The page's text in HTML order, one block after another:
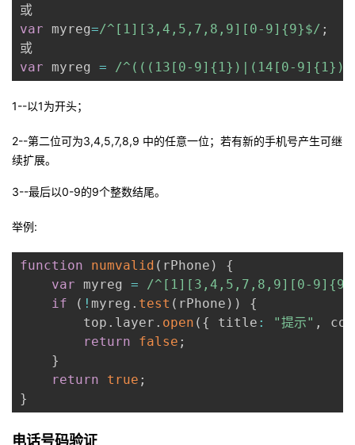
发
者
博
的
我
开
发
堂
藏
的
Programs
我
的
我
的
我
var myreg=/^[1][3,4,5,7,8,9][0-9]{9}$/ ;
var myreg = /^(((13[0-9]{1})|(14[0-
1--以1为开头；
2--第二位可为3,4,5,7,8,9 中的任意一位；若有新的手机号产生可继
续扩展。
3--最后以0-9的9个整数结尾。
举例:
function numvalid ( rPhone )
{
var myreg = /^[1][3,4,5,7,8,9][0-
if
( ! myreg . test ( rPhone ) )
{
        top
. layer . open ( { title : "提示" ,
return
false ;
}
return
true ;
}
电话号码验证